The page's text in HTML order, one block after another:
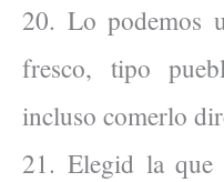
20. Lo podemos
fresco, tipo
incluso comerlo
21. Elegid la